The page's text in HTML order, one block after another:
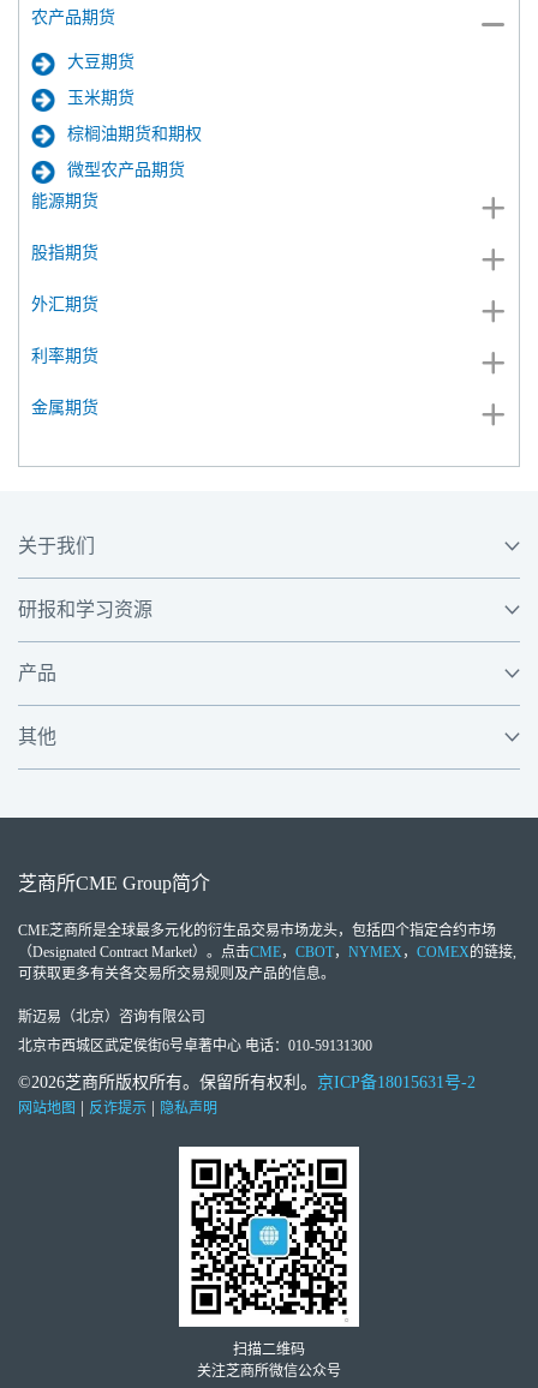
农产品期货
大豆期货
玉米期货
棕榈油期货和期权
微型农产品期货
能源期货
股指期货
外汇期货
利率期货
金属期货
关于我们
研报和学习资源
产品
其他
芝商所CME Group简介
CME芝商所是全球最多元化的衍生品交易市场龙头，包括四个指定合约市场
（Designated Contract Market）。点击CME， CBOT， NYMEX ， COMEX的链接,
可获取更多有关各交易所交易规则及产品的信息。
斯迈易（北京）咨询有限公司
北京市西城区武定侯街6号卓著中心 电话：010-59131300
©2026芝商所版权所有。保留所有权利。 京ICP备18015631号-2
网站地图 | 反诈提示 | 隐私声明
扫描二维码
关注芝商所微信公众号